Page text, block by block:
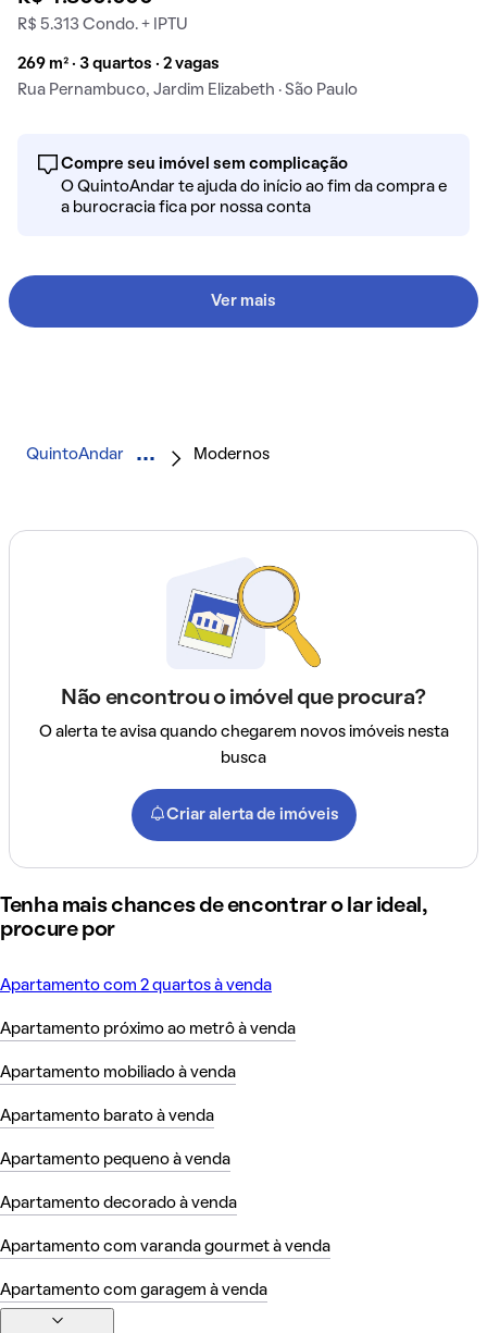
R$ 5.313 Condo. + IPTU
269 m² · 3 quartos · 2 vagas
Rua Pernambuco, Jardim Elizabeth · São Paulo
Compre seu imóvel sem complicação
O QuintoAndar te ajuda do início ao fim da compra e
a burocracia fica por nossa conta
Ver mais
QuintoAndar Modernos
Não encontrou o imóvel que procura?
O alerta te avisa quando chegarem novos imóveis nesta
busca
Criar alerta de imóveis
Tenha mais chances de encontrar o lar ideal,
procure por
Apartamento com 2 quartos à venda
Apartamento próximo ao metrô à venda
Apartamento mobiliado à venda
Apartamento barato à venda
Apartamento pequeno à venda
Apartamento decorado à venda
Apartamento com varanda gourmet à venda
Apartamento com garagem à venda